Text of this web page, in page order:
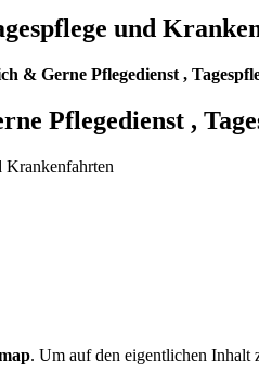
und
& Gerne Pflegedienst ,
Pflegedienst ,
Krankenfahrten
. Um auf den eigentlichen Inhalt